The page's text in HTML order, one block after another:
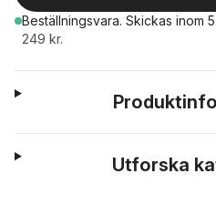
Beställningsvara. Skickas inom
249 kr.
Utforska